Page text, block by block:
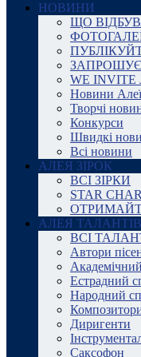
НОВИНИ
ЩО
WE INVITE
Новини Алеї
Творчі
Конкурси
Швидкі
Всі новини
АЛЕЯ ЗІРОК
ВСІ ЗІРКИ
STAR
АЛЕЯ ТАЛАНТІВ
ВСІ
Автори
Естрадний
Народний
Диригенти
Саксофон